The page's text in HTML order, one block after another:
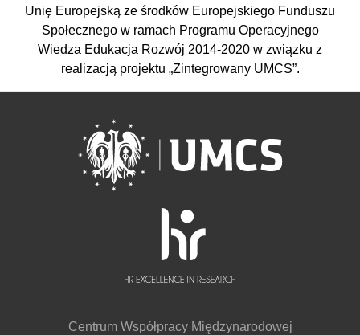
Unię Europejską ze środków Europejskiego Funduszu
Społecznego w ramach Programu Operacyjnego
Wiedza Edukacja Rozwój 2014-2020 w związku z
realizacją projektu „Zintegrowany UMCS”.
Centrum Współpracy Międzynarodowej